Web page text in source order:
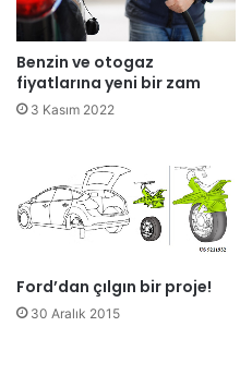
Benzin ve otogaz
fiyatlarına yeni bir zam
3 Kasım 2022
Ford’dan çılgın bir proje!
30 Aralık 2015